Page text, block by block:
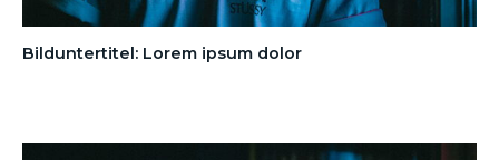
Bilduntertitel: Lorem ipsum dolor